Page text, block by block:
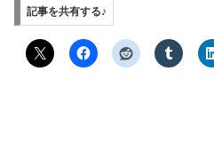
記事を共有する♪